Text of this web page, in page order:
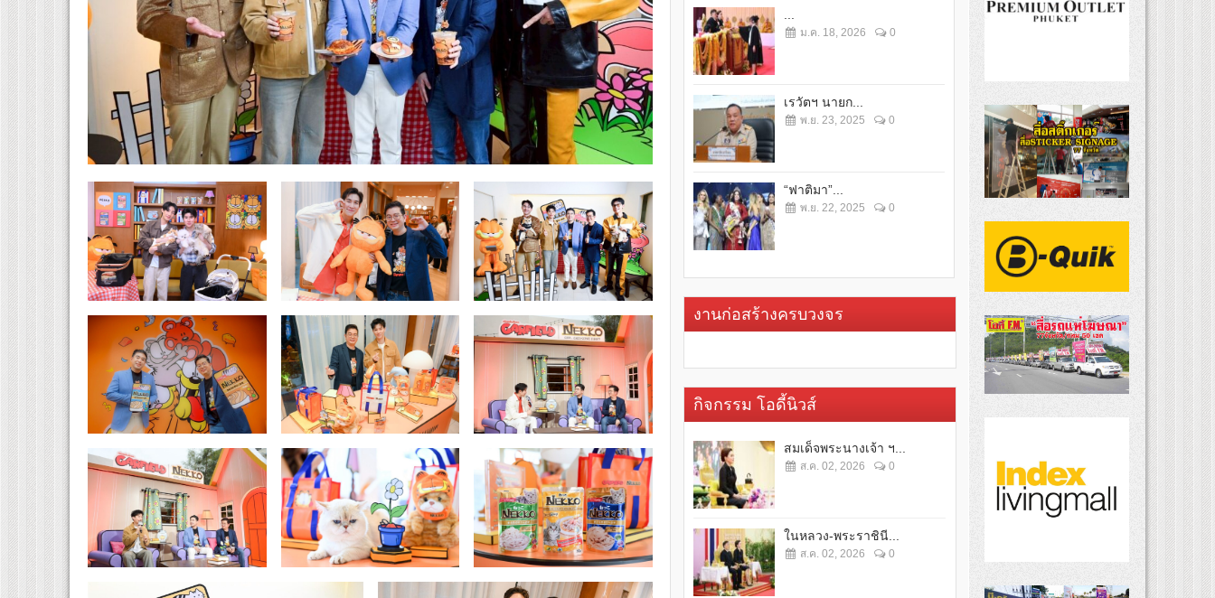
ม.ค. 18, 2026 0
เรวัตฯ นายก...
พ.ย. 23, 2025 0
“ฟาติมา”...
พ.ย. 22, 2025 0
งานก่อสร้างครบวงจร
กิจกรรม โอดี้นิวส์
สมเด็จพระนางเจ้า ฯ...
ส.ค. 02, 2026 0
ในหลวง-พระราชินี...
ส.ค. 02, 2026 0